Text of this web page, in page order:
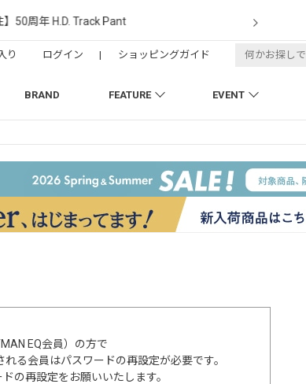
】50周年 H.D. Track Pant
BRAND FEATURE EVENT
り ログイン | ショッピングガイド
EQ会員）の方で
れる会員はパスワードの再設定が必要です。
の再設定をお願いいたします。